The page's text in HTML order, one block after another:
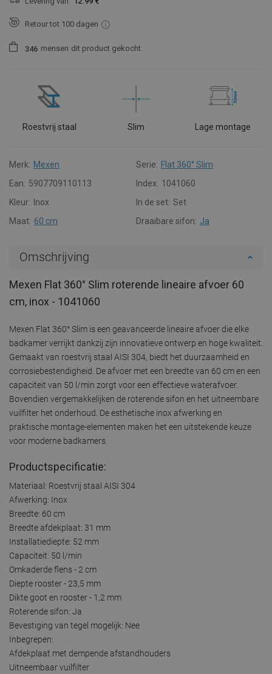
Retour tot 100 dagen
346 mensen dit product gekocht.
Roestvrij staal Slim Lage montage
Merk: Mexen Serie: Flat 360° Slim
Ean: 5907709110113 Index: 1041060
Kleur:
Inox In de set: Set
Maat: 60 cm Draaibare sifon: Ja
Omschrijving
Mexen Flat 360° Slim roterende lineaire afvoer 60
cm, inox - 1041060
Mexen Flat 360° Slim is een geavanceerde lineaire afvoer die elke
badkamer verrijkt dankzij zijn innovatieve ontwerp en hoge kwaliteit.
Gemaakt van roestvrij staal AISI 304, biedt het duurzaamheid en
corrosiebestendigheid. De afvoer met een breedte van 60 cm en een
capaciteit van 50 l/min zorgt voor een effectieve waterafvoer.
Bovendien vergemakkelijken de roterende sifon en het uitneembare
vuilfilter het onderhoud. De esthetische inox afwerking en
praktische montage-elementen maken het een uitstekende keuze
voor moderne badkamers.
Productspecificatie:
Materiaal: Roestvrij staal AISI 304
Afwerking: Inox
Breedte: 60 cm
Breedte afdekplaat: 31 mm
Installatiediepte: 52 mm
Capaciteit: 50 l/min
Omkaderde flens - 2 cm
Diepte rooster - 23,5 mm
Dikte goot en rooster - 1,2 mm
Roterende sifon: Ja
Bevestiging van tegel mogelijk: Nee
Inbegrepen:
Afdekplaat met dempende afstandhouders
Uitneembaar vuilfilter